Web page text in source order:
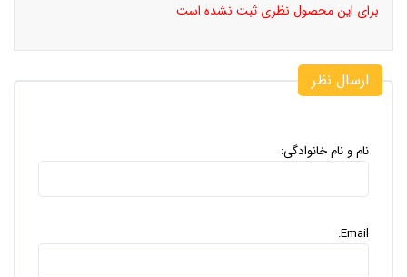
برای این محصول نظری ثبت نشده است
ارسال نظر
نام و نام خانوادگی:
Email: